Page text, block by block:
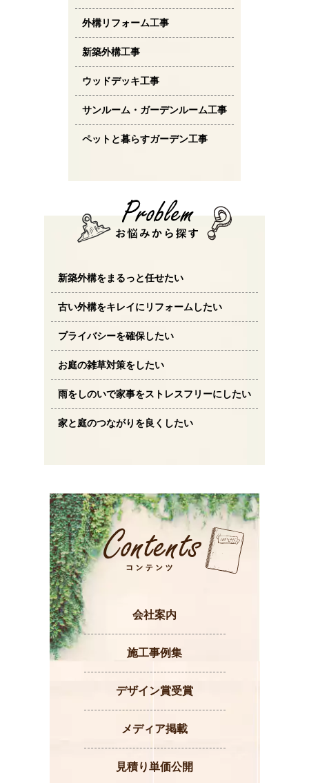
外構リフォーム工事
新築外構工事
ウッドデッキ工事
サンルーム・ガーデンルーム工事
ペットと暮らすガーデン工事
新築外構をまるっと任せたい
古い外構をキレイにリフォームしたい
プライバシーを確保したい
お庭の雑草対策をしたい
雨をしのいで家事をストレスフリーにしたい
家と庭のつながりを良くしたい
会社案内
施工事例集
デザイン賞受賞
メディア掲載
見積り単価公開